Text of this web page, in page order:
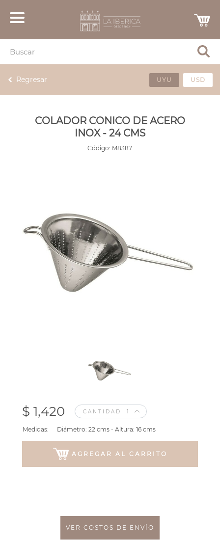
Regresar UYU USD
COLADOR CONICO DE ACERO
INOX - 24 CMS
Código: M8387
$ 1,420 CANTIDAD
Medidas: Diámetro: 22 cms - Altura: 16 cms
AGREGAR AL CARRITO
VER COSTOS DE ENVÍO